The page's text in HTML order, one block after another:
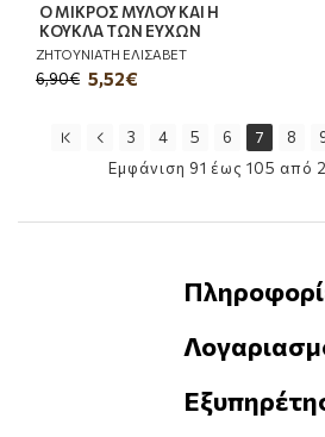
Ο ΜΙΚΡΟΣ ΜΥΛΟΥ ΚΑΙ Η
ΚΟΥΚΛΑ ΤΩΝ ΕΥΧΩΝ
ΖΗΤΟΥΝΙΑΤΗ ΕΛΙΣΑΒΕΤ
5,52€
6,90€
3 4 5 6 7 8
Εμφάνιση 91 έως 105 από